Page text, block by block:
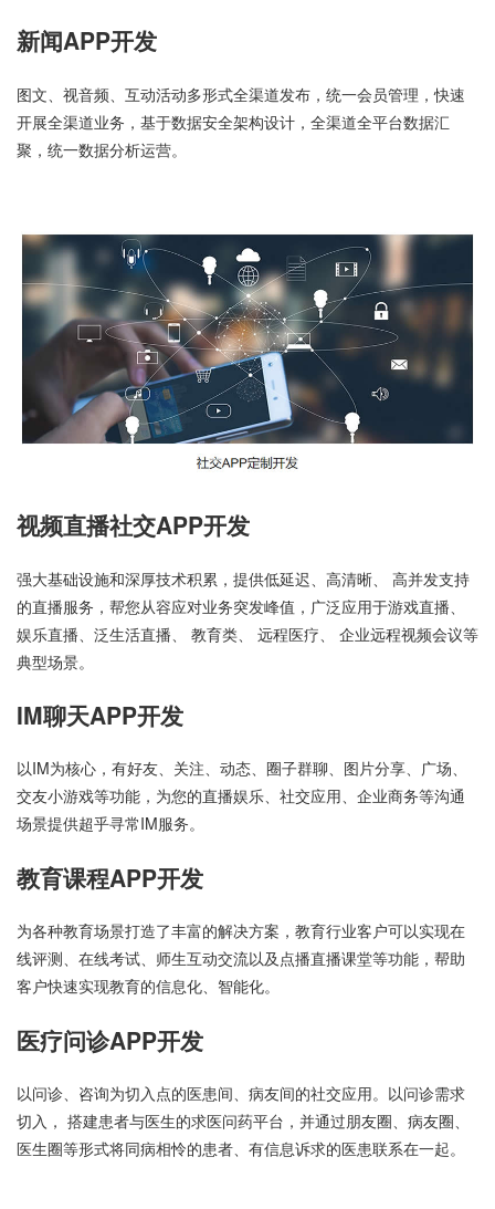
新闻APP开发
图文、视音频、互动活动多形式全渠道发布，统一会员管理，快速
开展全渠道业务，基于数据安全架构设计，全渠道全平台数据汇
聚，统一数据分析运营。
视频直播社交APP开发
强大基础设施和深厚技术积累，提供低延迟、高清晰、 高并发支持
的直播服务，帮您从容应对业务突发峰值，广泛应用于游戏直播、
娱乐直播、泛生活直播、 教育类、 远程医疗、 企业远程视频会议等
典型场景。
IM聊天APP开发
以IM为核心，有好友、关注、动态、圈子群聊、图片分享、广场、
交友小游戏等功能，为您的直播娱乐、社交应用、企业商务等沟通
场景提供超乎寻常IM服务。
教育课程APP开发
为各种教育场景打造了丰富的解决方案，教育行业客户可以实现在
线评测、在线考试、师生互动交流以及点播直播课堂等功能，帮助
客户快速实现教育的信息化、智能化。
医疗问诊APP开发
以问诊、咨询为切入点的医患间、病友间的社交应用。以问诊需求
切入， 搭建患者与医生的求医问药平台，并通过朋友圈、病友圈、
医生圈等形式将同病相怜的患者、有信息诉求的医患联系在一起。